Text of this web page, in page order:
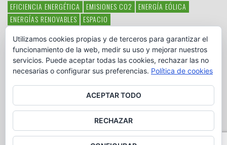
EFICIENCIA ENERGÉTICA
EMISIONES CO2
ENERGÍA EÓLICA
ENERGÍAS RENOVABLES
ESPACIO
HAMBRE LATINOAMÉRICA MEDIO AMBIENTE
MÉXICO
OBJETIVOS DEL MILENIO
ONGS PAZ POBREZA POESÍA
POLITICA
PUEBLOS INDÍGENAS RSC RSE
SOBERANÍA ALIMENTARIA
SOLIDARIDAD SOSTENIBILIDAD TECNOLOGÍA VERTIDO PETROLEO
Utilizamos cookies propias y de terceros para garantizar el
funcionamiento de la web, medir su uso y mejorar nuestros
servicios. Puede aceptar todas las cookies, rechazar las no
necesarias o configurar sus preferencias. Política de cookies
ACEPTAR TODO
RECHAZAR